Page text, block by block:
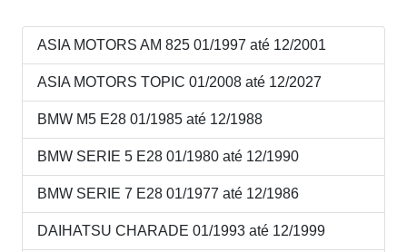
ASIA MOTORS AM 825 01/1997 até 12/2001
ASIA MOTORS TOPIC 01/2008 até 12/2027
BMW M5 E28 01/1985 até 12/1988
BMW SERIE 5 E28 01/1980 até 12/1990
BMW SERIE 7 E28 01/1977 até 12/1986
DAIHATSU CHARADE 01/1993 até 12/1999